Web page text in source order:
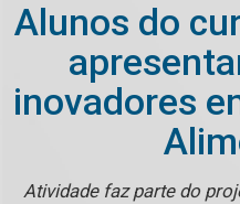
Alunos do
inovadores
Atividade faz parte do